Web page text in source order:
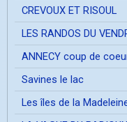
CREVOUX ET RISOUL
LES RANDOS DU
ANNECY coup de
Savines le lac
Les îles de la